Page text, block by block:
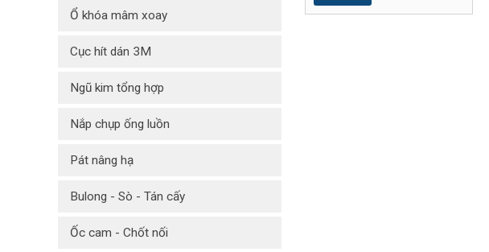
Ổ khóa mâm xoay
Cục hít dán 3M
Ngũ kim tổng hợp
Nắp chụp ống luồn
Pát nâng hạ
Bulong - Sò - Tán cấy
Ốc cam - Chốt nối